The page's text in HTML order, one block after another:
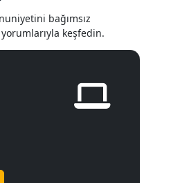
bağımsız
keşfedin.